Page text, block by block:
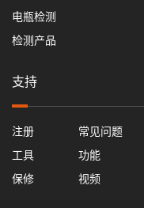
电瓶检测
检测产品
支持
注册
工具
保修
常见问题
功能
视频